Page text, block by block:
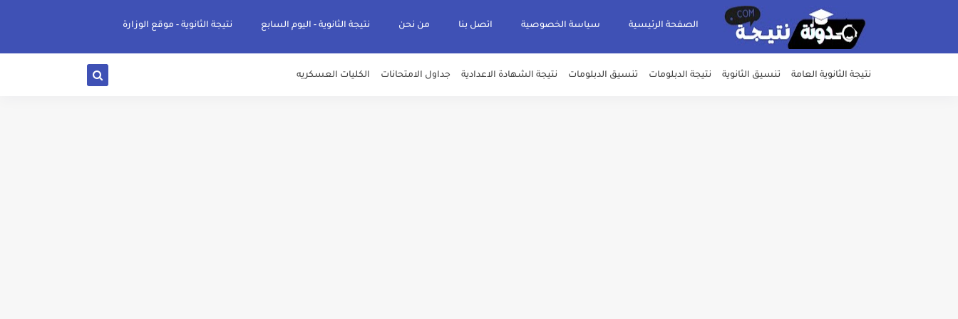
الصفحة الرئيسية سياسة الخصوصية اتصل بنا من نحن نتيجة الثانوية - اليوم السابع نتيجة الثانوية - موقع الوزارة
نتيجة الثانوية العامة تنسيق الثانوية نتيجة الدبلومات تنسيق الدبلومات نتيجة الشهادة الاعدادية جداول الامتحانات الكليات العسكريه